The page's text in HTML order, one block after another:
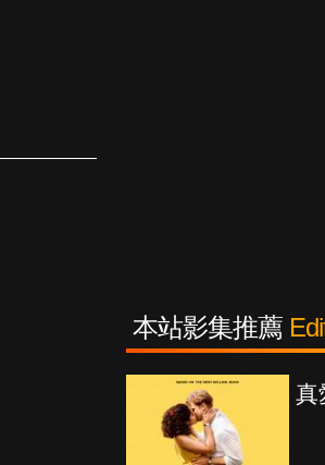
本站影集推薦
真愛挑日子